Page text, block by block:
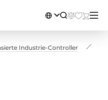
Industrie-Controller